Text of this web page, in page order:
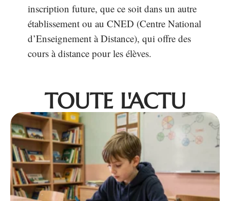
inscription future, que ce soit dans un autre
établissement ou au CNED (Centre National
d’Enseignement à Distance), qui offre des
cours à distance pour les élèves.
TOUTE L'ACTU